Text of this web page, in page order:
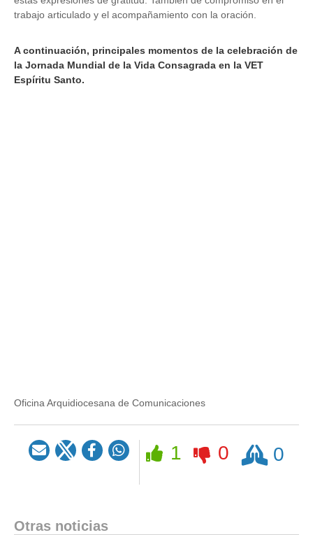
trabajo articulado y el acompañamiento con la oración.
A continuación, principales momentos de la celebración de
la Jornada Mundial de la Vida Consagrada en la VET
Espíritu Santo.
Oficina Arquidiocesana de Comunicaciones
1 0
Rezar 0
Otras noticias